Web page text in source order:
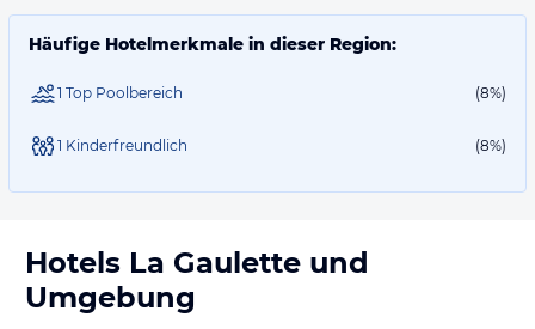
Häufige Hotelmerkmale in dieser Region:
1 Top Poolbereich (8%)
1 Kinderfreundlich (8%)
Hotels La Gaulette und
Umgebung